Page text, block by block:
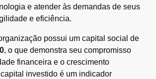
e atender às demandas de seus
e eficiência.
possui um capital social de
, o que demonstra seu compromisso
financeira e o crescimento
investido é um indicador